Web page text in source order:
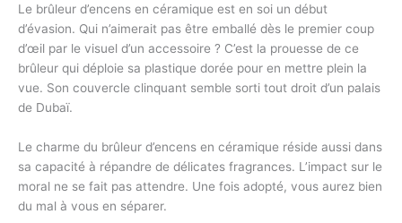
Le brûleur d’encens en céramique est en soi un début
d’évasion. Qui n’aimerait pas être emballé dès le premier coup
d’œil par le visuel d’un accessoire ? C’est la prouesse de ce
brûleur qui déploie sa plastique dorée pour en mettre plein la
vue. Son couvercle clinquant semble sorti tout droit d’un palais
de Dubaï.
Le charme du brûleur d’encens en céramique réside aussi dans
sa capacité à répandre de délicates fragrances. L’impact sur le
moral ne se fait pas attendre. Une fois adopté, vous aurez bien
du mal à vous en séparer.